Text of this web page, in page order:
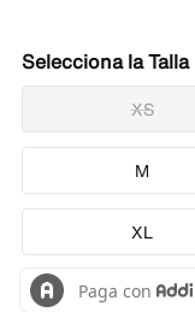
Talla
XS
M
XL